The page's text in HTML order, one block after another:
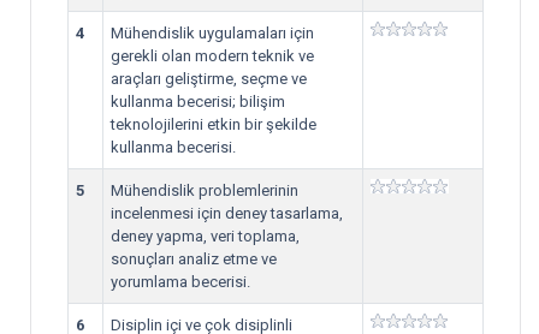
4
Mühendislik uygulamaları için
gerekli olan modern teknik ve
araçları geliştirme, seçme ve
kullanma becerisi; bilişim
teknolojilerini etkin bir şekilde
kullanma becerisi.
5
Mühendislik problemlerinin
incelenmesi için deney tasarlama,
deney yapma, veri toplama,
sonuçları analiz etme ve
yorumlama becerisi.
6
Disiplin içi ve çok disiplinli